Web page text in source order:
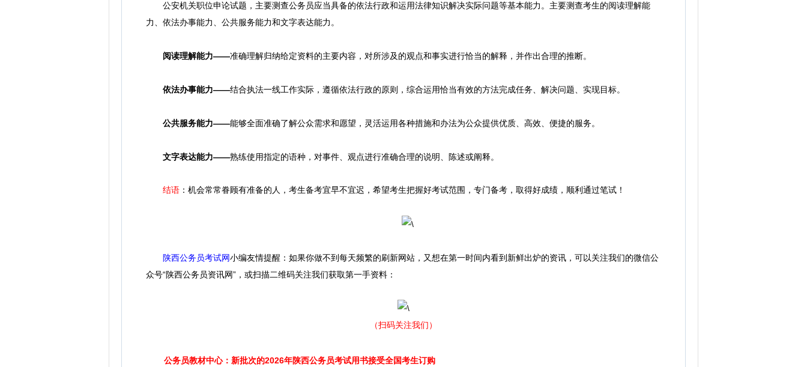
公安机关职位申论试题，主要测查公务员应当具备的依法行政和运用法律知识解决实际问题等基本能力。主要测查考生的阅读理解能
力、依法办事能力、公共服务能力和文字表达能力。
阅读理解能力——准确理解归纳给定资料的主要内容，对所涉及的观点和事实进行恰当的解释，并作出合理的推断。
依法办事能力——结合执法一线工作实际，遵循依法行政的原则，综合运用恰当有效的方法完成任务、解决问题、实现目标。
公共服务能力——能够全面准确了解公众需求和愿望，灵活运用各种措施和办法为公众提供优质、高效、便捷的服务。
文字表达能力——熟练使用指定的语种，对事件、观点进行准确合理的说明、陈述或阐释。
结语 ：机会常常眷顾有准备的人，考生备考宜早不宜迟，希望考生把握好考试范围，专门备考，取得好成绩，顺利通过笔试！
陕西公务员考试网小编友情提醒：如果你做不到每天频繁的刷新网站，又想在第一时间内看到新鲜出炉的资讯，可以关注我们的微信公
众号“陕西公务员资讯网”，或扫描二维码关注我们获取第一手资料：
（扫码关注我们）
公务员教材中心：新批次的2026年陕西公务员考试用书接受全国考生订购